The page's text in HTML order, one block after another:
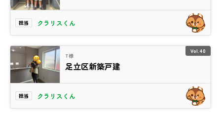
担当 クラリスくん
Vol.40
T様
足立区新築戸建
担当 クラリスくん